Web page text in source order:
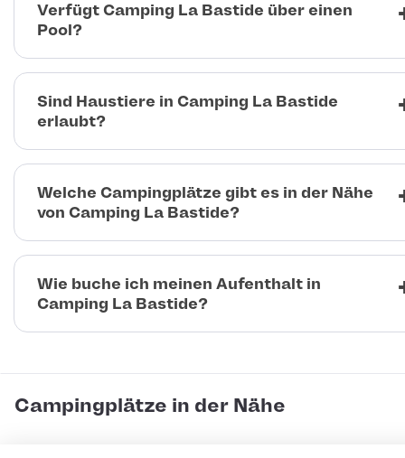
Verfügt Camping La Bastide über einen
Pool?
Sind Haustiere in Camping La Bastide
erlaubt?
Welche Campingplätze gibt es in der Nähe
von Camping La Bastide?
Wie buche ich meinen Aufenthalt in
Camping La Bastide?
Campingplätze in der Nähe